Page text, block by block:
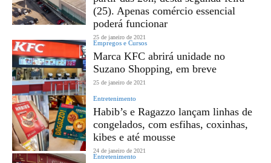
(25). Apenas comércio essencial
poderá funcionar
25 de janeiro de 2021
Empregos e Cursos
Marca KFC abrirá unidade no
Suzano Shopping, em breve
25 de janeiro de 2021
Entretenimento
Habib’s e Ragazzo lançam linhas de
congelados, com esfihas, coxinhas,
kibes e até mousse
24 de janeiro de 2021
Entretenimento